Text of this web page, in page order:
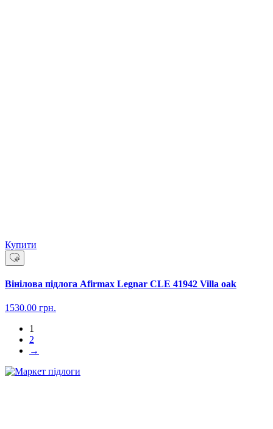
Купити
Вінілова підлога Afirmax Legnar CLE 41942 Villa oak
1530.00 грн.
1
2
→